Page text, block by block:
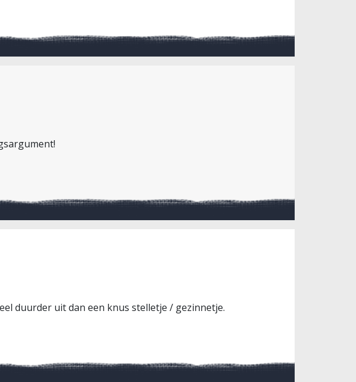
duurder uit dan een knus stelletje / gezinnetje.